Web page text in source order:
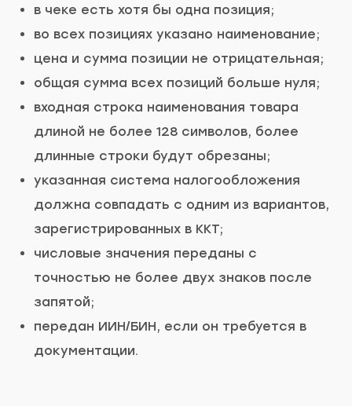
в чеке есть хотя бы одна позиция;
во всех позициях указано наименование;
цена и сумма позиции не отрицательная;
общая сумма всех позиций больше нуля;
входная строка наименования товара
длиной не более 128 символов, более
длинные строки будут обрезаны;
указанная система налогообложения
должна совпадать с одним из вариантов,
зарегистрированных в ККТ;
числовые значения переданы с
точностью не более двух знаков после
запятой;
передан ИИН/БИН, если он требуется в
документации.